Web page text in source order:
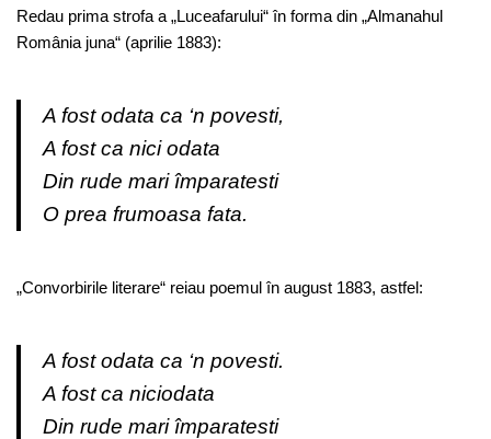
Redau prima strofa a „Luceafarului“ în forma din „Almanahul
România juna“ (aprilie 1883):
A fost odata ca ‘n povesti,
A fost ca nici odata
Din rude mari împaratesti
O prea frumoasa fata.
„Convorbirile literare“ reiau poemul în august 1883, astfel:
A fost odata ca ‘n povesti.
A fost ca niciodata
Din rude mari împaratesti